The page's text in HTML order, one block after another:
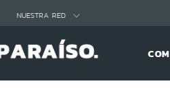
NUESTRA RED